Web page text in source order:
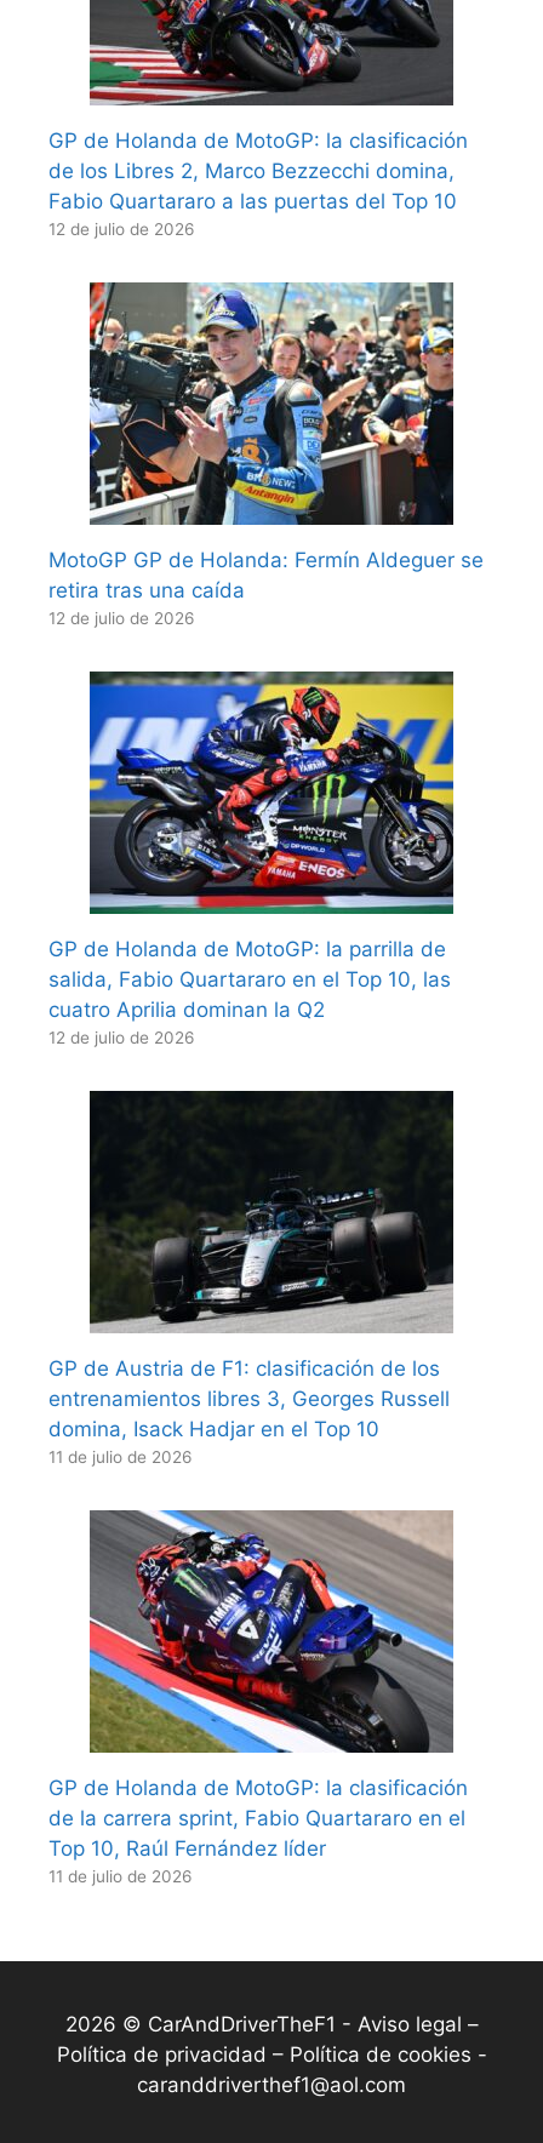
GP de Holanda de MotoGP: la clasificación
de los Libres 2, Marco Bezzecchi domina,
Fabio Quartararo a las puertas del Top 10
12 de julio de 2026
MotoGP GP de Holanda: Fermín Aldeguer se
retira tras una caída
12 de julio de 2026
GP de Holanda de MotoGP: la parrilla de
salida, Fabio Quartararo en el Top 10, las
cuatro Aprilia dominan la Q2
12 de julio de 2026
GP de Austria de F1: clasificación de los
entrenamientos libres 3, Georges Russell
domina, Isack Hadjar en el Top 10
11 de julio de 2026
GP de Holanda de MotoGP: la clasificación
de la carrera sprint, Fabio Quartararo en el
Top 10, Raúl Fernández líder
11 de julio de 2026
2026 © CarAndDriverTheF1 - Aviso legal –
Política de privacidad – Política de cookies -
caranddriverthef1@aol.com